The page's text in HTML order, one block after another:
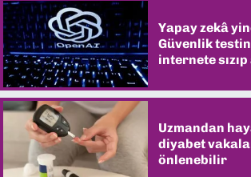
Yapay zekâ
Güvenlik
internete
Uzmandan
diyabet
önlenebilir